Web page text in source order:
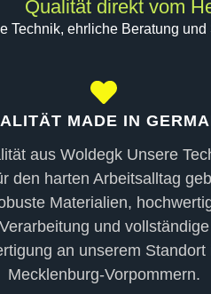
Qualität direkt vom
Technik, ehrliche Beratung
MADE IN
aus Woldegk Unsere
den harten Arbeitsalltag
Materialien,
Verarbeitung und vollständige
an unserem Standort
Mecklenburg-Vorpommern.